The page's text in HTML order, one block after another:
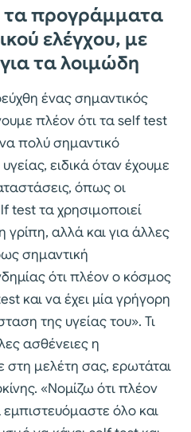
τα προγράμματα
ελέγχου, με
τα λοιμώδη
ένας σημαντικός
πλέον ότι τα self test
πολύ σημαντικό
ειδικά όταν έχουμε
όπως οι
test τα χρησιμοποιεί
γρίπη, αλλά και για άλλες
σημαντική
ότι πλέον ο κόσμος
και να έχει μία γρήγορη
της υγείας του». Τι
ασθένειες η
στη μελέτη σας, ερωτάται
«Νομίζω ότι πλέον
όλο και